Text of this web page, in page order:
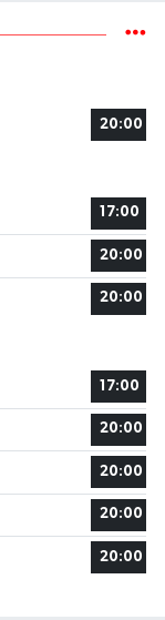
20:00
17:00
20:00
20:00
17:00
20:00
20:00
20:00
20:00